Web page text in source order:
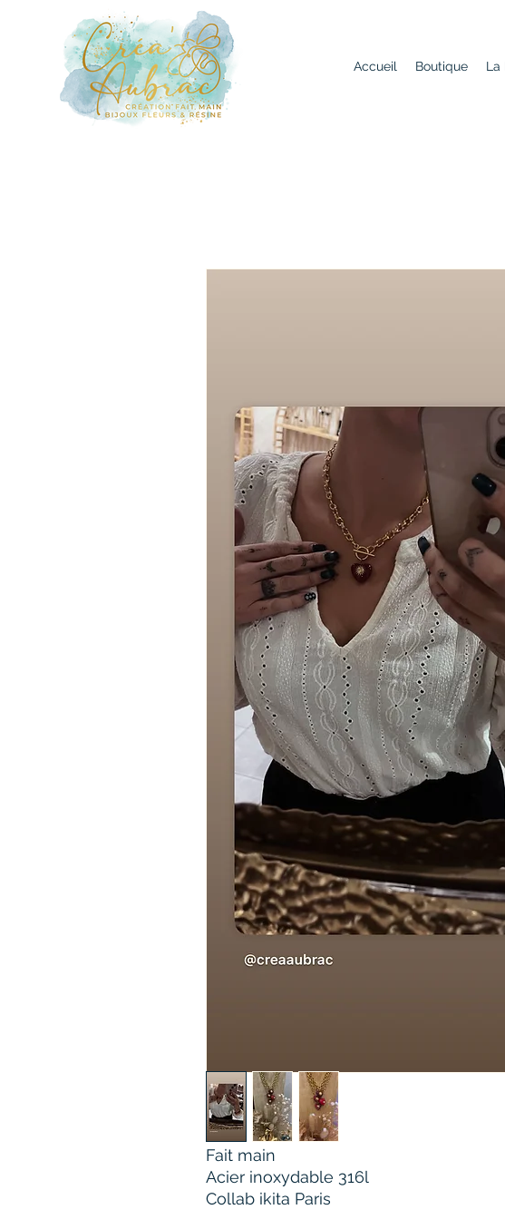
Accueil Boutique La
Fait main
Acier inoxydable 316l
Collab ikita Paris